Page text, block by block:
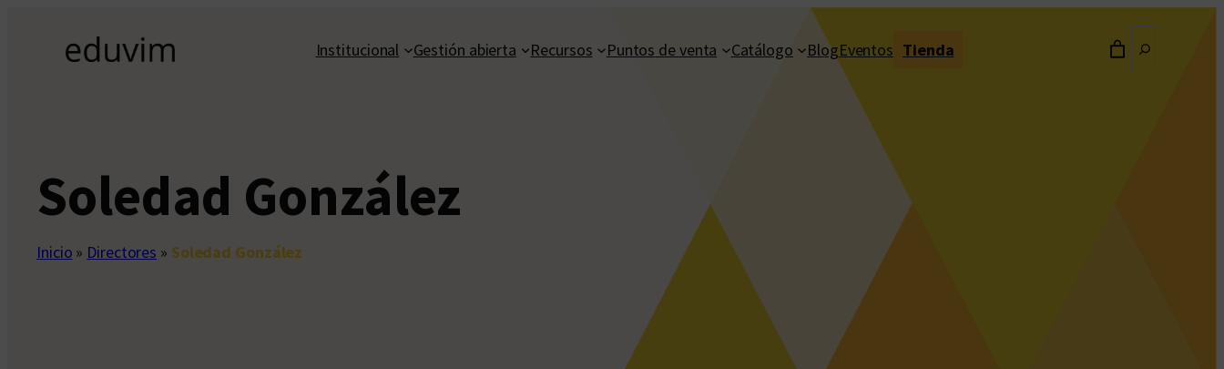
contenido
Institucional Gestión abierta Recursos Puntos de venta Catálogo BlogEventos Tienda
Soledad González
Inicio » Directores » Soledad González